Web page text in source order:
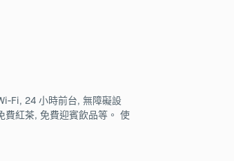
Fi, 24 小時前台, 無障礙設
費紅茶, 免費迎賓飲品等。 使